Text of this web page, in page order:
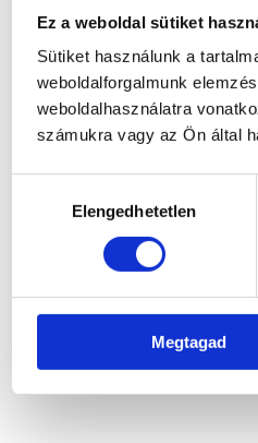
Ez a weboldal sütiket
Sütiket használunk a
weboldalforgalmunk
weboldalhasználatra
számukra vagy az Ön által
kiválasztásaElengedhetetlen
Megtagad